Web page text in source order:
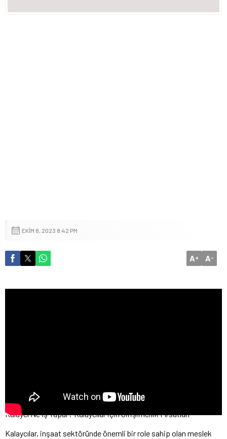
EKIM 8, 2023 8:42 PM
A+ A-
Kalaycı Ne İş Yapar? Kalaycılar için Girişimcilik Fırsatları
Kalaycılar, inşaat sektöründe önemli bir role sahip olan meslek